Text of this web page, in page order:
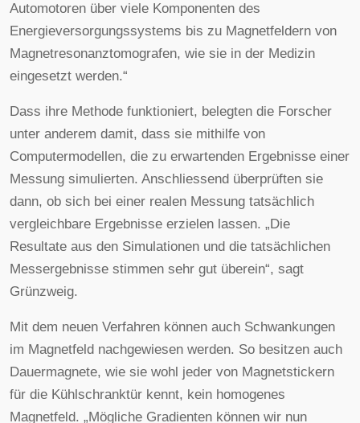
Automotoren über viele Komponenten des
Energieversorgungssystems bis zu Magnetfeldern von
Magnetresonanztomografen, wie sie in der Medizin
eingesetzt werden.“
Dass ihre Methode funktioniert, belegten die Forscher
unter anderem damit, dass sie mithilfe von
Computermodellen, die zu erwartenden Ergebnisse einer
Messung simulierten. Anschliessend überprüften sie
dann, ob sich bei einer realen Messung tatsächlich
vergleichbare Ergebnisse erzielen lassen. „Die
Resultate aus den Simulationen und die tatsächlichen
Messergebnisse stimmen sehr gut überein“, sagt
Grünzweig.
Mit dem neuen Verfahren können auch Schwankungen
im Magnetfeld nachgewiesen werden. So besitzen auch
Dauermagnete, wie sie wohl jeder von Magnetstickern
für die Kühlschranktür kennt, kein homogenes
Magnetfeld. „Mögliche Gradienten können wir nun